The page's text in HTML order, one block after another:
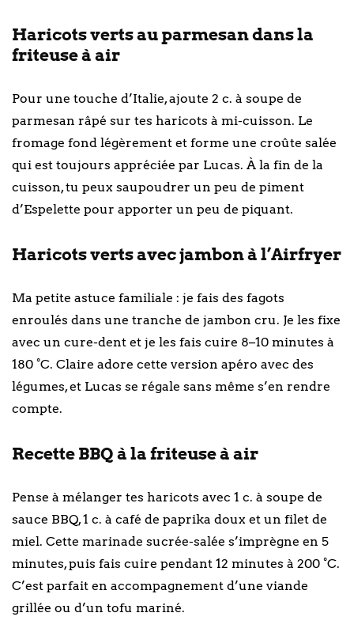
Haricots verts au parmesan dans la
friteuse à air
Pour une touche d’Italie, ajoute 2 c. à soupe de
parmesan râpé sur tes haricots à mi-cuisson. Le
fromage fond légèrement et forme une croûte salée
qui est toujours appréciée par Lucas. À la fin de la
cuisson, tu peux saupoudrer un peu de piment
d’Espelette pour apporter un peu de piquant.
Haricots verts avec jambon à l’Airfryer
Ma petite astuce familiale : je fais des fagots
enroulés dans une tranche de jambon cru. Je les fixe
avec un cure-dent et je les fais cuire 8–10 minutes à
180 °C. Claire adore cette version apéro avec des
légumes, et Lucas se régale sans même s’en rendre
compte.
Recette BBQ à la friteuse à air
Pense à mélanger tes haricots avec 1 c. à soupe de
sauce BBQ, 1 c. à café de paprika doux et un filet de
miel. Cette marinade sucrée-salée s’imprègne en 5
minutes, puis fais cuire pendant 12 minutes à 200 °C.
C’est parfait en accompagnement d’une viande
grillée ou d’un tofu mariné.